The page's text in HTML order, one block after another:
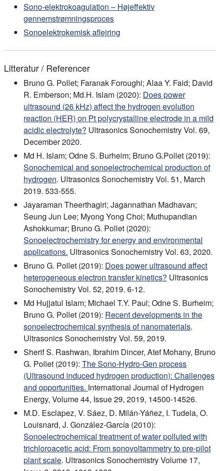
Sono-elektrokoagulation – Højeffektiv
gennemstrømningsproces
Sonoelektrokemisk aflejring
Litteratur / Referencer
Bruno G. Pollet; Faranak Foroughi; Alaa Y. Faid; David
R. Emberson; Md.H. Islam (2020): Does power
ultrasound (26 kHz) affect the hydrogen evolution
reaction (HER) on Pt polycrystalline electrode in a mild
acidic electrolyte? Ultrasonics Sonochemistry Vol. 69,
December 2020.
Md H. Islam; Odne S. Burheim; Bruno G.Pollet (2019):
Sonochemical and sonoelectrochemical production of
hydrogen. Ultrasonics Sonochemistry Vol. 51, March
2019. 533-555.
Jayaraman Theerthagiri; Jagannathan Madhavan;
Seung Jun Lee; Myong Yong Choi; Muthupandian
Ashokkumar; Bruno G. Pollet (2020):
Sonoelectrochemistry for energy and environmental
applications. Ultrasonics Sonochemistry Vol. 63, 2020.
Bruno G. Pollet (2019): Does power ultrasound affect
heterogeneous electron transfer kinetics? Ultrasonics
Sonochemistry Vol. 52, 2019. 6-12.
Md Hujjatul Islam; Michael T.Y. Paul; Odne S. Burheim;
Bruno G. Pollet (2019): Recent developments in the
sonoelectrochemical synthesis of nanomaterials.
Ultrasonics Sonochemistry Vol. 59, 2019.
Sherif S. Rashwan, Ibrahim Dincer, Atef Mohany, Bruno
G. Pollet (2019): The Sono-Hydro-Gen process
(Ultrasound induced hydrogen production): Challenges
and opportunities. International Journal of Hydrogen
Energy, Volume 44, Issue 29, 2019, 14500-14526.
M.D. Esclapez, V. Sáez, D. Milán-Yáñez, I. Tudela, O.
Louisnard, J. González-García (2010):
Sonoelectrochemical treatment of water polluted with
trichloroacetic acid: From sonovoltammetry to pre-pilot
plant scale. Ultrasonics Sonochemistry Volume 17,